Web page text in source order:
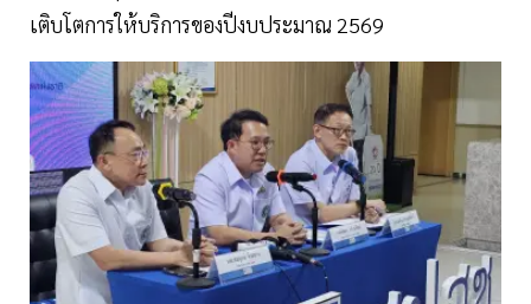
เติบโตการให้บริการของปีงบประมาณ 2569